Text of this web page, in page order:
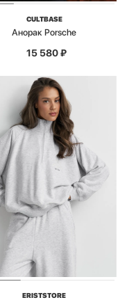
CULTBASE
Анорак Porsche
15 580₽
ERISTSTORE